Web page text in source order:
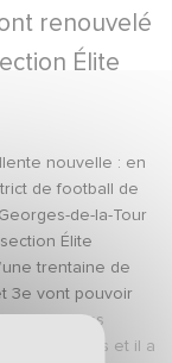
renouvelé
Élite
nouvelle : en
de football de
de-la-Tour
Élite
trentaine de
3e vont pouvoir
« Nous avons
trois ans et il a